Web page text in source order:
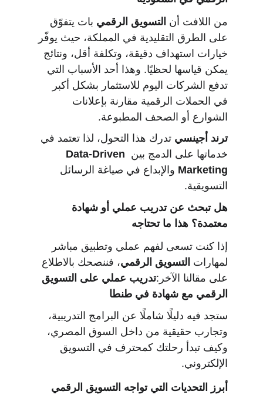
من اللافت أن التسويق الرقمي بات يتفوّق
على الطرق التقليدية في المملكة، حيث يوفّر
خيارات استهداف دقيقة، وتكلفة أقل، ونتائج
يمكن قياسها لحظيًا. وهذا أحد الأسباب التي
تدفع الشركات اليوم للاستثمار بشكل أكبر
في الحملات الرقمية مقارنة بإعلانات
الشوارع أو الصحف المطبوعة.
ترند أجينسي تدرك هذا التحول، لذا تعتمد في
خدماتها على الدمج بين Data-Driven
Marketing والإبداع في صياغة الرسائل
التسويقية.
هل تبحث عن تدريب عملي أو شهادة
معتمدة؟ هذا ما تحتاجه
إذا كنت تسعى لفهم عملي وتطبيق مباشر
لمهارات التسويق الرقمي، فننصحك بالاطلاع
على مقالنا الآخر:تدريب عملي على التسويق
الرقمي مع شهادة في طنطا
ستجد فيه دليلًا شاملًا عن البرامج التدريبية،
وتجارب حقيقية من داخل السوق المصري،
وكيف تبدأ رحلتك كمحترف في التسويق
الإلكتروني.
أبرز التحديات التي تواجه التسويق الرقمي